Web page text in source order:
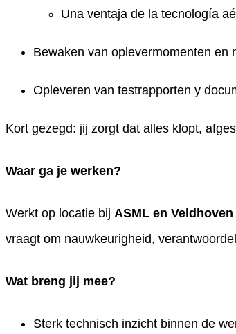
Una ventaja de la tecnología
Bewaken van oplevermomenten en
Opleveren van testrapporten y
Kort gezegd: jij zorgt dat alles klopt,
Waar ga je werken?
Werkt op locatie bij ASML en Veldhoven
vraagt om nauwkeurigheid,
Wat breng jij mee?
Sterk technisch inzicht binnen de